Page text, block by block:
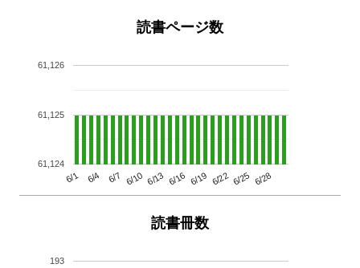
読書ページ数
6/1 6/4 6/7 6/10 6/13 6/16 6/19 6/22 6/25 6/28
61,124
61,125
61,126
読書冊数
193